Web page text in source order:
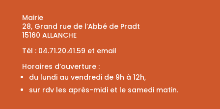
Mairie
28, Grand rue de l’Abbé de Pradt
15160 ALLANCHE
Tél : 04.71.20.41.59 et email
Horaires d’ouverture :
du lundi au vendredi de 9h à 12h,
sur rdv les après-midi et le samedi matin.